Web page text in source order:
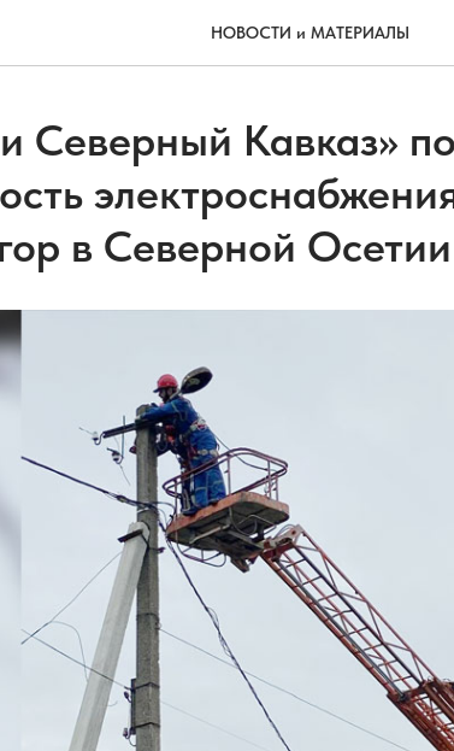
НОВОСТИ и МАТЕРИАЛЫ
Северный Кавказ»
в Северной Осетии